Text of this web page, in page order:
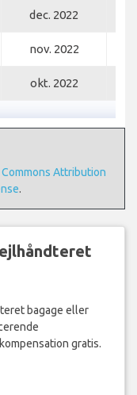
dec. 2022
nov. 2022
okt. 2022
Attribution
.
bagage eller
gratis.